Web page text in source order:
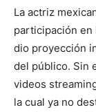
La actriz
participación en
dio proyección
del público. Sin
videos
la cual ya no